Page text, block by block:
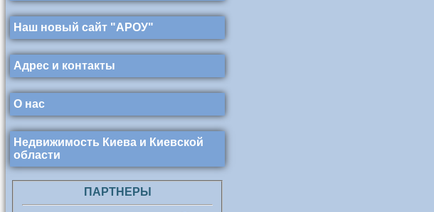
Наш новый сайт "АРОУ"
Адрес и контакты
О нас
Недвижимость Киева и Киевской
области
ПАРТНЕРЫ